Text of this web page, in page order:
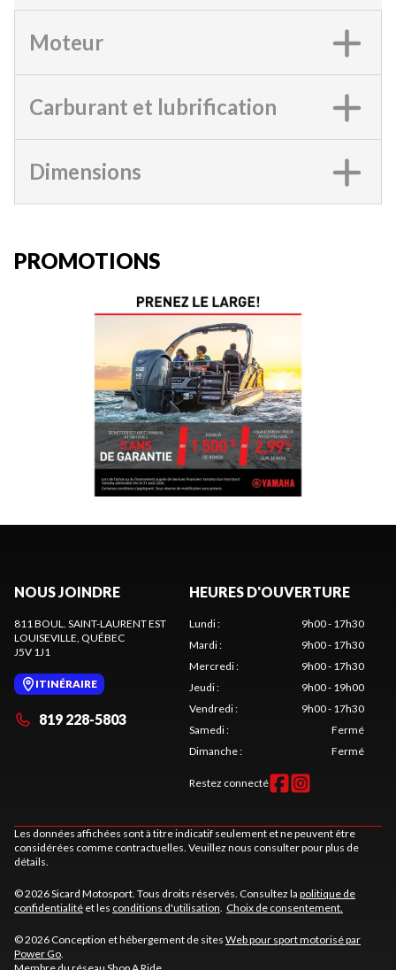
Moteur
Carburant et lubrification
Dimensions
PROMOTIONS
NOUS JOINDRE
811 BOUL. SAINT-LAURENT EST
LOUISEVILLE, QUÉBEC
J5V 1J1
ITINÉRAIRE
819 228-5803
HEURES D'OUVERTURE
Lundi:
9h00 - 17h30
Mardi:
9h00 - 17h30
Mercredi:
9h00 - 17h30
Jeudi:
9h00 - 19h00
Vendredi:
9h00 - 17h30
Samedi:
Fermé
Dimanche: Fermé
Restez connecté
Les données affichées sont à titre indicatif seulement et ne peuvent être
considérées comme contractuelles. Veuillez nous consulter pour plus de
détails.
© 2026 Sicard Motosport. Tous droits réservés. Consultez la politique de
confidentialité et les conditions d'utilisation. Choix de consentement.
© 2026 Conception et hébergement de sites Web pour sport motorisé par
Power Go.